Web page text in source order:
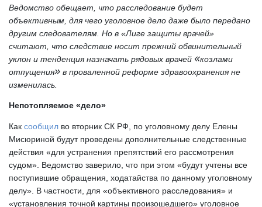
Ведомство обещает, что расследование будет
объективным, для чего уголовное дело даже было передано
другим следователям. Но в «Лиге защиты врачей»
считают, что следствие носит прежний обвинительный
уклон и тенденция назначать рядовых врачей «козлами
отпущения» в проваленной реформе здравоохранения не
изменилась.
Непотопляемое «дело»
Как сообщил во вторник СК РФ, по уголовному делу Елены
Мисюриной будут проведены дополнительные следственные
действия «для устранения препятствий его рассмотрения
судом». Ведомство заверило, что при этом «будут учтены все
поступившие обращения, ходатайства по данному уголовному
делу». В частности, для «объективного расследования» и
«установления точной картины произошедшего» уголовное